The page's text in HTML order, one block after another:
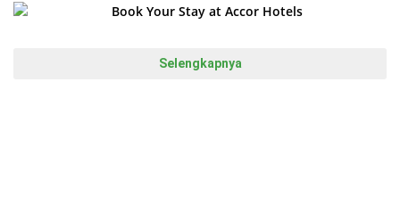
Selengkapnya